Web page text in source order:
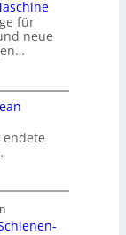
für
neue
endete